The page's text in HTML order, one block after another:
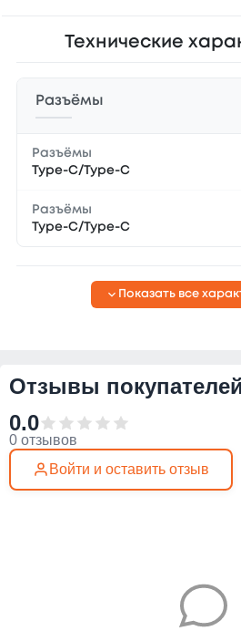
Технические
Разъёмы
Разъёмы
Type-C/Type-C
Разъёмы
Type-C/Type-C
Показать все
Отзывы покупателей
0.0
0 отзывов
Войти и оставить отзыв